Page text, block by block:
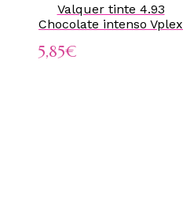
Valquer tinte 4.93
Chocolate intenso Vplex
5,85€